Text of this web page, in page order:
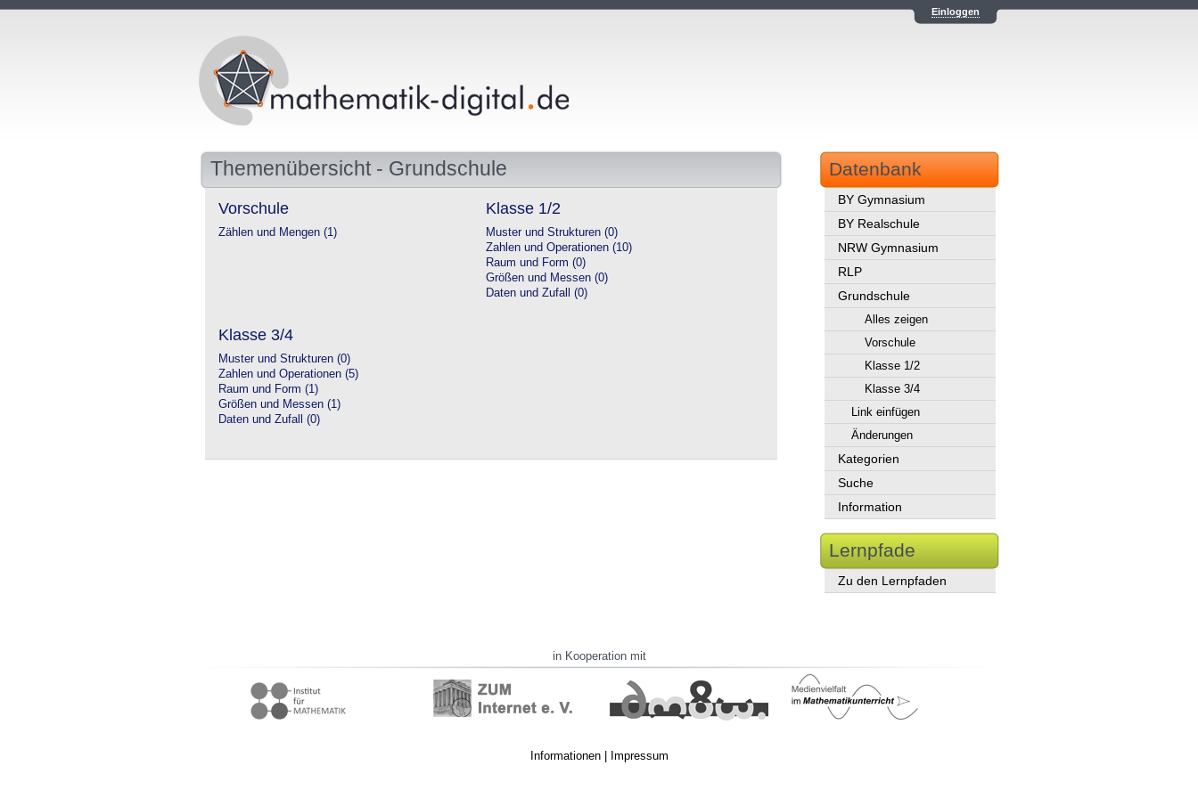
Einloggen
Themenübersicht - Grundschule
Vorschule
Zählen und Mengen (1)
Klasse 1/2
Muster und Strukturen (0)
Zahlen und Operationen (10)
Raum und Form (0)
Größen und Messen (0)
Daten und Zufall (0)
Klasse 3/4
Muster und Strukturen (0)
Zahlen und Operationen (5)
Raum und Form (1)
Größen und Messen (1)
Daten und Zufall (0)
Datenbank
BY Gymnasium
BY Realschule
NRW Gymnasium
RLP
Grundschule
Alles zeigen
Vorschule
Klasse 1/2
Klasse 3/4
Link einfügen
Änderungen
Kategorien
Suche
Information
Lernpfade
Zu den Lernpfaden
in Kooperation mit
Informationen| Impressum